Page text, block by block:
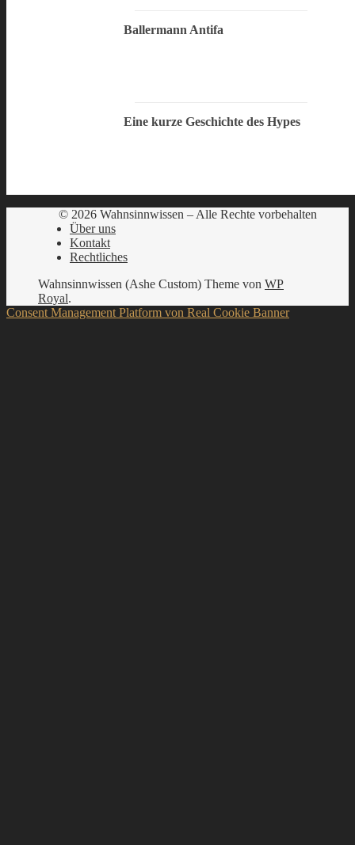
Ballermann Antifa
Eine kurze Geschichte des Hypes
© 2026 Wahnsinnwissen – Alle Rechte vorbehalten
Über uns
Kontakt
Rechtliches
Wahnsinnwissen (Ashe Custom) Theme von WP
Royal.
Consent Management Platform von Real Cookie Banner